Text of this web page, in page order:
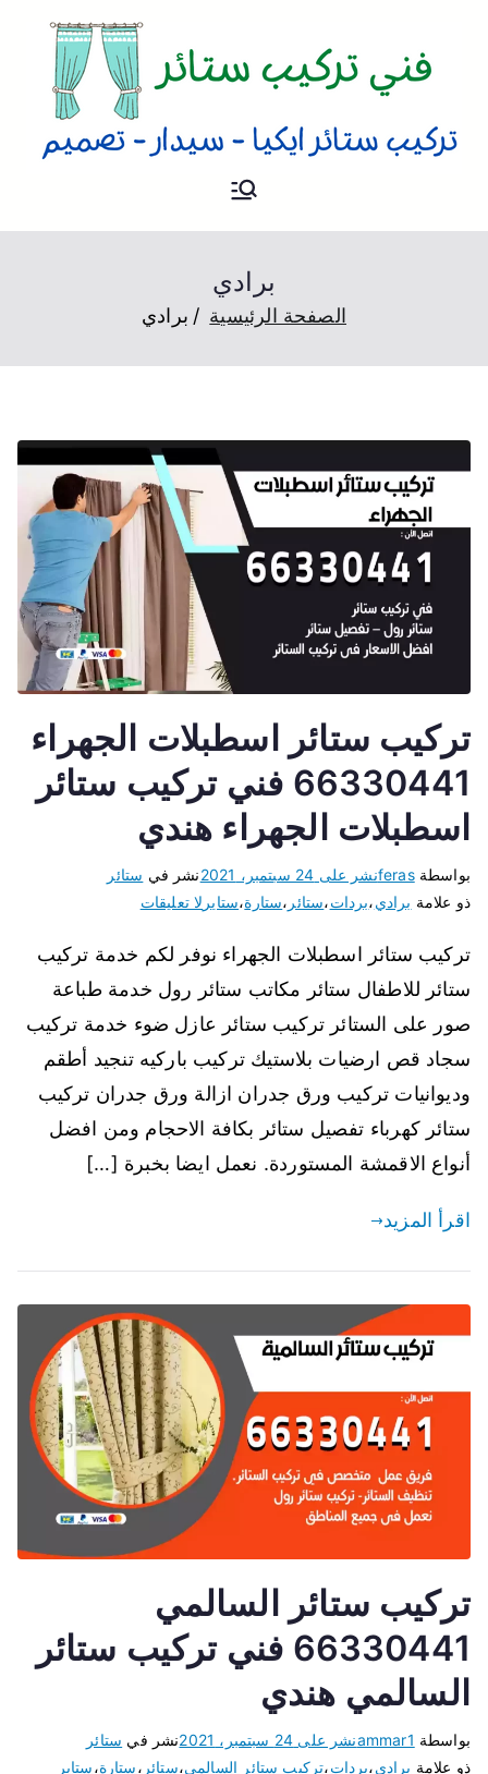
فني ستائر
برادي
الصفحة الرئيسية برادي
تركيب ستائر اسطبلات الجهراء
66330441 فني تركيب ستائر
اسطبلات الجهراء هندي
بواسطةferasنشر على 24 سبتمبر، 2021 نشر في ستائر
ذو علامة برادي،بردات،ستائر ،ستارة،ستاير لا تعليقات
تركيب ستائر اسطبلات الجهراء نوفر لكم خدمة تركيب
ستائر للاطفال ستائر مكاتب ستائر رول خدمة طباعة
صور على الستائر تركيب ستائر عازل ضوء خدمة تركيب
سجاد قص ارضيات بلاستيك تركيب باركيه تنجيد أطقم
وديوانيات تركيب ورق جدران ازالة ورق جدران تركيب
ستائر كهرباء تفصيل ستائر بكافة الاحجام ومن افضل
أنواع الاقمشة المستوردة. نعمل ايضا بخبرة […]
اقرأ المزيد
تركيب ستائر السالمي
66330441 فني تركيب ستائر
السالمي هندي
بواسطة ammar1نشر على 24 سبتمبر، 2021 نشر في ستائر
ذو علامة برادي،بردات،تركيب ستائر السالمي،ستائر ،ستارة،ستاير